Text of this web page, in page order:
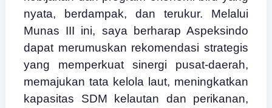
nyata, berdampak, dan terukur. Melalui
Munas III ini, saya berharap Aspeksindo
dapat merumuskan rekomendasi strategis
yang memperkuat sinergi pusat-daerah,
memajukan tata kelola laut, meningkatkan
kapasitas SDM kelautan dan perikanan,